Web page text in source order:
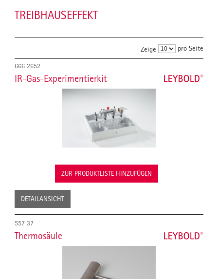
TREIBHAUSEFFEKT
Zeige pro Seite
666 2652
IR-Gas-Experimentierkit
ZUR PRODUKTLISTE HINZUFÜGEN
DETAILANSICHT
557 37
Thermosäule